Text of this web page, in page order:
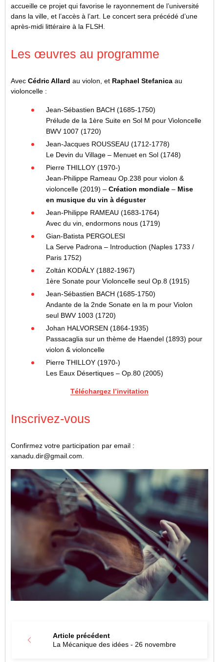
accueille ce projet qui favorise le rayonnement de l’université
dans la ville, et l’accès à l’art. Le concert sera précédé d’une
après-midi littéraire à la FLSH.
Les œuvres au programme
Avec Cédric Allard au violon, et Raphael Stefanica au
violoncelle :
Jean-Sébastien BACH (1685-1750)
Prélude de la 1ère Suite en Sol M pour Violoncelle
BWV 1007 (1720)
Jean-Jacques ROUSSEAU (1712-1778)
Le Devin du Village – Menuet en Sol (1748)
Pierre THILLOY (1970-)
Jean-Philippe Rameau Op.238 pour violon &
violoncelle (2019) – Création mondiale – Mise
en musique du vin à déguster
Jean-Philippe RAMEAU (1683-1764)
Avec du vin, endormons nous (1719)
Gian-Batista PERGOLESI
La Serve Padrona – Introduction (Naples 1733 /
Paris 1752)
Zoltán KODÁLY (1882-1967)
1ère Sonate pour Violoncelle seul Op.8 (1915)
Jean-Sébastien BACH (1685-1750)
Andante de la 2nde Sonate en la m pour Violon
seul BWV 1003 (1720)
Johan HALVORSEN (1864-1935)
Passacaglia sur un thème de Haendel (1893) pour
violon & violoncelle
Pierre THILLOY (1970-)
Les Eaux Désertiques – Op.80 (2005)
Téléchargez l’invitation
Inscrivez-vous
Confirmez votre participation par email :
xanadu.dir@gmail.com.
Article précédent
La Mécanique des idées - 26 novembre